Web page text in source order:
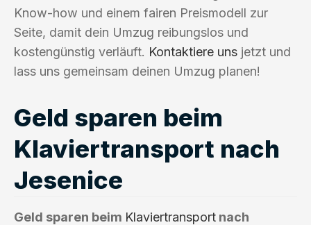
Know-how und einem fairen Preismodell zur
Seite, damit dein Umzug reibungslos und
kostengünstig verläuft. Kontaktiere uns jetzt und
lass uns gemeinsam deinen Umzug planen!
Geld sparen beim
Klaviertransport nach
Jesenice
Geld sparen beim Klaviertransport nach